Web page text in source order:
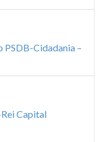
PSDB-Cidadania –
Capital